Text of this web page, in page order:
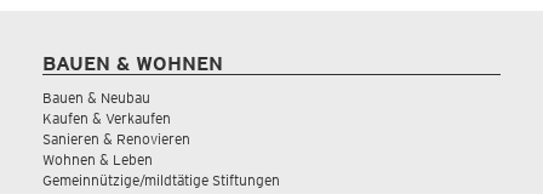
BAUEN & WOHNEN
Bauen & Neubau
Kaufen & Verkaufen
Sanieren & Renovieren
Wohnen & Leben
Gemeinnützige/mildtätige Stiftungen